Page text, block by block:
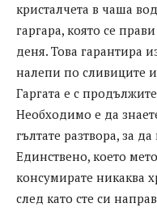
кристалчета в чаша
гаргара, която се
деня. Това гарантира
налепи по сливиците и
Гаргата е с
Необходимо е да
гълтате разтвора, за
Единствено, което
консумирате никаква
след като сте си